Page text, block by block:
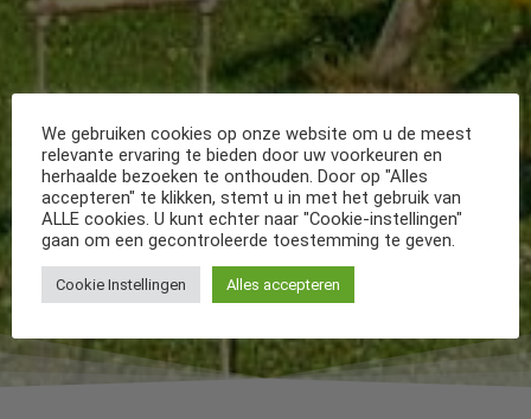
We gebruiken cookies op onze website om u de meest
relevante ervaring te bieden door uw voorkeuren en
herhaalde bezoeken te onthouden. Door op "Alles
accepteren" te klikken, stemt u in met het gebruik van
ALLE cookies. U kunt echter naar "Cookie-instellingen"
gaan om een gecontroleerde toestemming te geven.
Cookie Instellingen Alles accepteren